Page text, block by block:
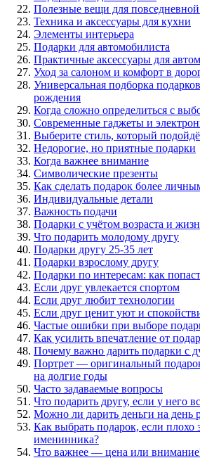
Полезные вещи для
Техника и аксессуары для кухни
Элементы интерьера
Подарки для автомобилиста
Практичные аксессуары для
Уход за салоном и комфорт в
Универсальная подборка
рождения
Когда сложно определиться с
Современные гаджеты и
Выберите стиль, который
Недорогие, но приятные подарки
Когда важнее внимание
Символические презенты
Как сделать подарок более
Индивидуальные детали
Важность подачи
Подарки с учётом возраста и
Что подарить молодому другу
Подарки другу 25-35 лет
Подарки взрослому другу
Подарки по интересам: как
Если друг увлекается спортом
Если друг любит технологии
Если друг ценит уют и
Частые ошибки при выборе
Как усилить впечатление от
Почему важно дарить подарки с
Портрет — оригинальный
на долгие годы
Часто задаваемые вопросы
Что подарить другу, если у него
Можно ли дарить деньги на день
Как выбрать подарок, если плохо
именинника?
Что важнее — цена или